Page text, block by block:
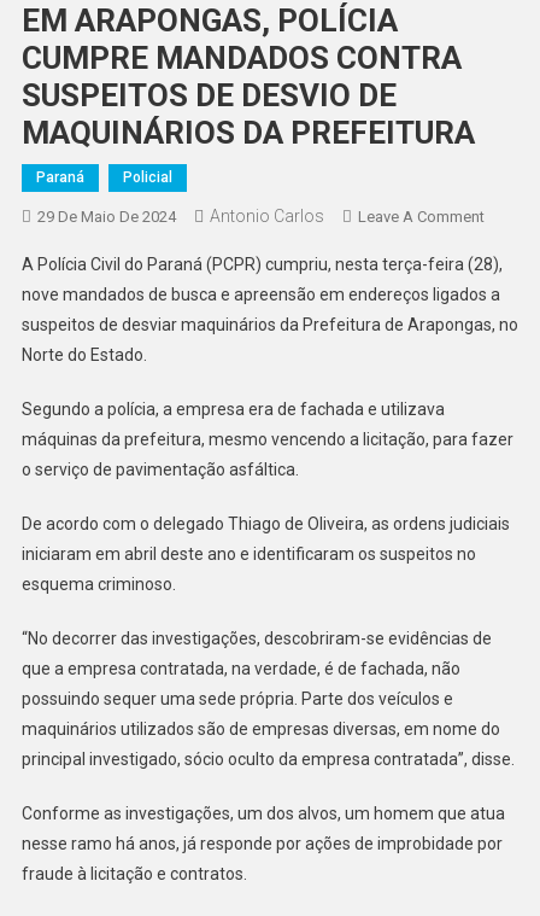
EM ARAPONGAS, POLÍCIA
CUMPRE MANDADOS CONTRA
SUSPEITOS DE DESVIO DE
MAQUINÁRIOS DA PREFEITURA
Paraná Policial
29 De Maio De 2024 Antonio Carlos Leave A CommentOn
POLÍCIA
DE
A Polícia Civil do Paraná (PCPR) cumpriu, nesta terça-feira (28),
nove mandados de busca e apreensão em endereços ligados a
suspeitos de desviar maquinários da Prefeitura de Arapongas, no
Norte do Estado.
Segundo a polícia, a empresa era de fachada e utilizava
máquinas da prefeitura, mesmo vencendo a licitação, para fazer
o serviço de pavimentação asfáltica.
De acordo com o delegado Thiago de Oliveira, as ordens judiciais
iniciaram em abril deste ano e identificaram os suspeitos no
esquema criminoso.
“No decorrer das investigações, descobriram-se evidências de
que a empresa contratada, na verdade, é de fachada, não
possuindo sequer uma sede própria. Parte dos veículos e
maquinários utilizados são de empresas diversas, em nome do
principal investigado, sócio oculto da empresa contratada”, disse.
Conforme as investigações, um dos alvos, um homem que atua
nesse ramo há anos, já responde por ações de improbidade por
fraude à licitação e contratos.